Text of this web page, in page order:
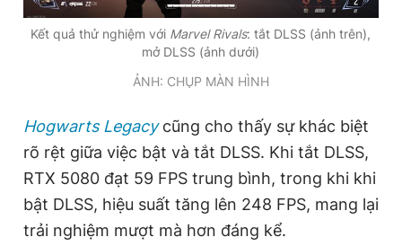
Kết quả thử nghiệm với Marvel Rivals: tắt DLSS (ảnh trên),
mở DLSS (ảnh dưới)
ẢNH: CHỤP MÀN HÌNH
Hogwarts Legacycũng cho thấy sự khác biệt
rõ rệt giữa việc bật và tắt DLSS. Khi tắt DLSS,
RTX 5080 đạt 59 FPS trung bình, trong khi khi
bật DLSS, hiệu suất tăng lên 248 FPS, mang lại
trải nghiệm mượt mà hơn đáng kể.